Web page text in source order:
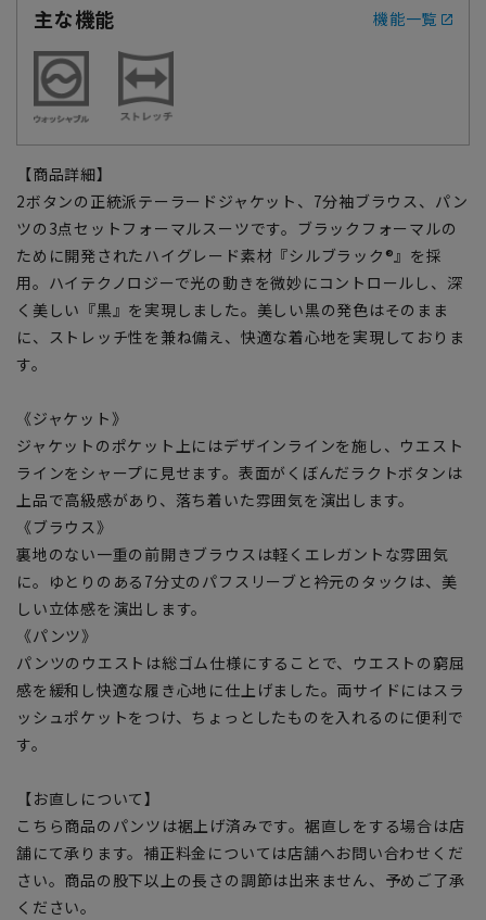
主な機能
機能一覧
【商品詳細】
2ボタンの正統派テーラードジャケット、7分袖ブラウス、パン
ツの3点セットフォーマルスーツです。ブラックフォーマルの
ために開発されたハイグレード素材『シルブラック®』を採
用。ハイテクノロジーで光の動きを微妙にコントロールし、深
く美しい『黒』を実現しました。美しい黒の発色はそのまま
に、ストレッチ性を兼ね備え、快適な着心地を実現しておりま
す。
《ジャケット》
ジャケットのポケット上にはデザインラインを施し、ウエスト
ラインをシャープに見せます。表面がくぼんだラクトボタンは
上品で高級感があり、落ち着いた雰囲気を演出します。
《ブラウス》
裏地のない一重の前開きブラウスは軽くエレガントな雰囲気
に。ゆとりのある7分丈のパフスリーブと衿元のタックは、美
しい立体感を演出します。
《パンツ》
パンツのウエストは総ゴム仕様にすることで、ウエストの窮屈
感を緩和し快適な履き心地に仕上げました。両サイドにはスラ
ッシュポケットをつけ、ちょっとしたものを入れるのに便利で
す。
【お直しについて】
こちら商品のパンツは裾上げ済みです。裾直しをする場合は店
舗にて承ります。補正料金については店舗へお問い合わせくだ
さい。商品の股下以上の長さの調節は出来ません、予めご了承
ください。